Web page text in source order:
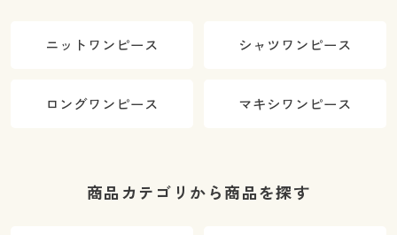
ニットワンピース シャツワンピース
ロングワンピース マキシワンピース
商品カテゴリから商品を探す